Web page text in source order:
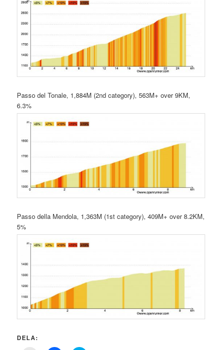
Passo del Tonale, 1,884M (2nd category), 563M+ over 9KM,
6.3%
Passo della Mendola, 1,363M (1st category), 409M+ over 8.2KM,
5%
DELA: